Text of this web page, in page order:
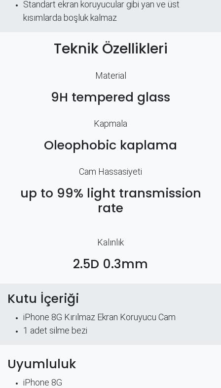
Standart ekran koruyucular gibi yan ve üst
kısımlarda boşluk kalmaz
Teknik Özellikleri
Material
9H tempered glass
Kapmala
Oleophobic kaplama
Cam Hassasiyeti
up to 99% light transmission
rate
Kalınlık
2.5D 0.3mm
Kutu İçeriği
iPhone 8G Kırılmaz Ekran Koruyucu Cam
​1 adet silme bezi
Uyumluluk
iPhone 8G